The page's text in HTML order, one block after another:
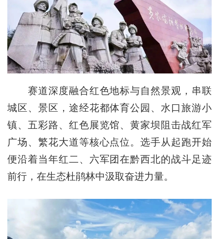
赛道深度融合红色地标与自然景观，串联
城区、景区，途经花都体育公园、水口旅游小
镇、五彩路、红色展览馆、黄家坝阻击战红军
广场、繁花大道等核心点位。选手从起跑开始
便沿着当年红二、六军团在黔西北的战斗足迹
前行，在生态杜鹃林中汲取奋进力量。